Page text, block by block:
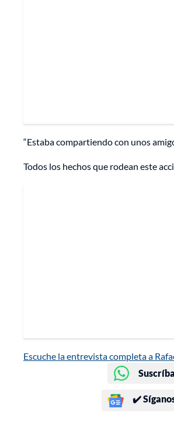
“Estaba compartiendo con unos
Todos los hechos que rodean este
Escuche la entrevista completa a
✔️